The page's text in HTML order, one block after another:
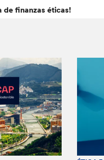
de finanzas éticas!